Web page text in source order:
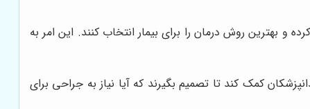
و بهترین روش درمان را برای بیمار انتخاب کنند. این امر به
کمک کند تا تصمیم بگیرند که آیا نیاز به جراحی برای